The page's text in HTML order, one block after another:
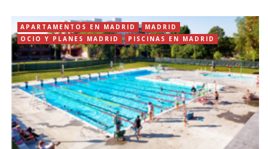
APARTAMENTOS EN MADRID
MADRID
OCIO Y PLANES MADRID
PISCINAS EN MADRID